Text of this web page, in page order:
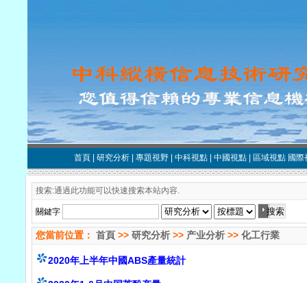
首頁 研究分析 專題視野 中科視點 中國視點 區域視點 國際
搜索:通過此功能可以快速搜索本站內容.
關鍵字
您當前位置： 首頁 >> 研究分析 >> 产业分析 >> 化工行業
2020年上半年中國ABS產量統計